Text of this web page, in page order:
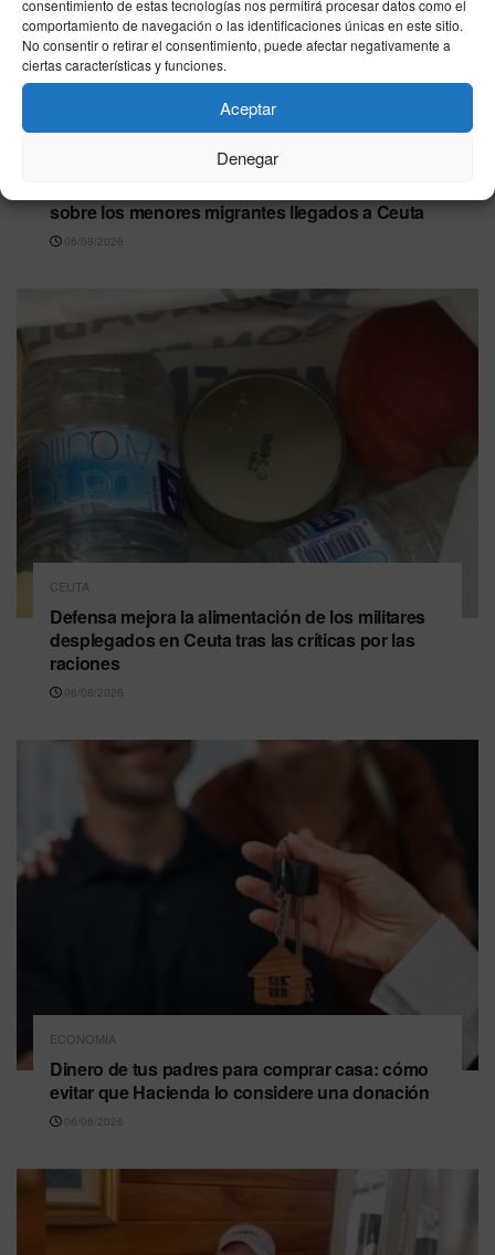
consentimiento de estas tecnologías nos permitirá procesar datos como el
comportamiento de navegación o las identificaciones únicas en este sitio.
No consentir o retirar el consentimiento, puede afectar negativamente a
ciertas características y funciones.
Aceptar
Denegar
sobre los menores migrantes llegados a Ceuta
06/08/2026
CEUTA
Defensa mejora la alimentación de los militares
desplegados en Ceuta tras las críticas por las
raciones
06/08/2026
ECONOMÍA
Dinero de tus padres para comprar casa: cómo
evitar que Hacienda lo considere una donación
06/08/2026